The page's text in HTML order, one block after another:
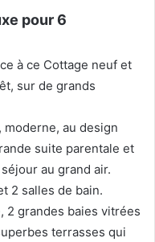
pour 6
à ce Cottage neuf et
sur de grands
au design
suite parentale et
au grand air.
2 salles de bain.
2 grandes baies vitrées
terrasses qui